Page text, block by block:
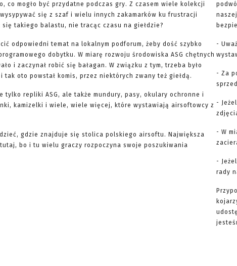
co mogło być przydatne podczas gry. Z czasem wiele kolekcji
się z szaf i wielu innych zakamarków ku frustracji
się takiego balastu, nie tracąc czasu na giełdzie?
odpowiedni temat na lokalnym podforum, żeby dość szybko
dobytku. W miarę rozwoju środowiska ASG chętnych
i zaczynał robić się bałagan. W związku z tym, trzeba było
tak oto powstał komis, przez niektórych zwany też giełdą.
tylko repliki ASG, ale także mundury, pasy, okulary ochronne i
kamizelki i wiele, wiele więcej, które wystawiają airsoftowcy z
gdzie znajduje się stolica polskiego airsoftu. Największa
bo i tu wielu graczy rozpoczyna swoje poszukiwania
-
- Za
-
- W
-
rady